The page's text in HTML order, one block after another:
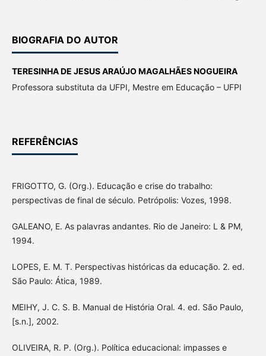
BIOGRAFIA DO AUTOR
TERESINHA DE JESUS ARAÚJO MAGALHÃES NOGUEIRA
Professora substituta da UFPI, Mestre em Educação – UFPI
REFERÊNCIAS
FRIGOTTO, G. (Org.). Educação e crise do trabalho:
perspectivas de final de século. Petrópolis: Vozes, 1998.
GALEANO, E. As palavras andantes. Rio de Janeiro: L & PM,
1994.
LOPES, E. M. T. Perspectivas históricas da educação. 2. ed.
São Paulo: Ática, 1989.
MEIHY, J. C. S. B. Manual de História Oral. 4. ed. São Paulo,
[s.n.], 2002.
OLIVEIRA, R. P. (Org.). Política educacional: impasses e